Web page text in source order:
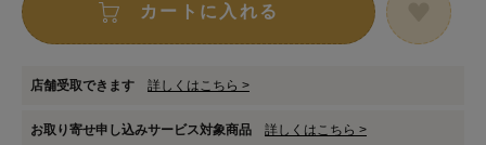
カートに入れる
店舗受取できます 詳しくはこちら >
お取り寄せ申し込みサービス対象商品 詳しくはこちら >